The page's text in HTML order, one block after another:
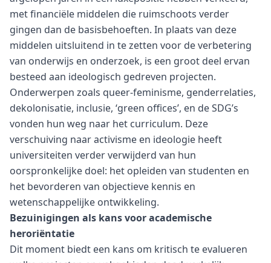
met financiële middelen die ruimschoots verder
gingen dan de basisbehoeften. In plaats van deze
middelen uitsluitend in te zetten voor de verbetering
van onderwijs en onderzoek, is een groot deel ervan
besteed aan ideologisch gedreven projecten.
Onderwerpen zoals queer-feminisme, genderrelaties,
dekolonisatie, inclusie, ‘green offices’, en de SDG’s
vonden hun weg naar het curriculum. Deze
verschuiving naar activisme en ideologie heeft
universiteiten verder verwijderd van hun
oorspronkelijke doel: het opleiden van studenten en
het bevorderen van objectieve kennis en
wetenschappelijke ontwikkeling.
Bezuinigingen als kans voor academische
heroriëntatie
Dit moment biedt een kans om kritisch te evalueren